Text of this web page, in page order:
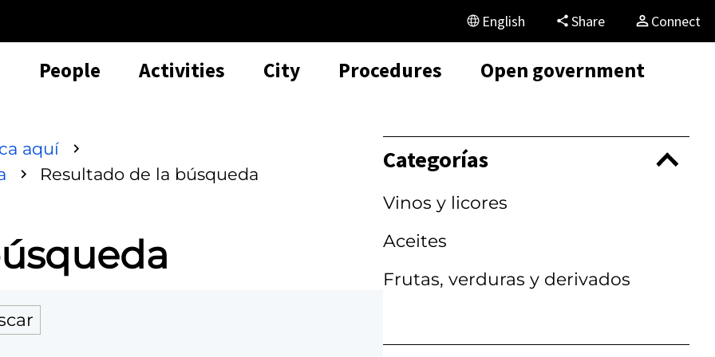
English Share Connect
People Activities City Procedures Open government
aquí
Resultado de la búsqueda Categorías
Vinos y licores
Aceites
Frutas, verduras y derivados